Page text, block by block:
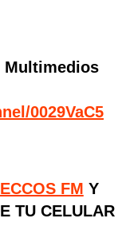
Multimedios
0029VaC5
FM Y
TU CELULAR